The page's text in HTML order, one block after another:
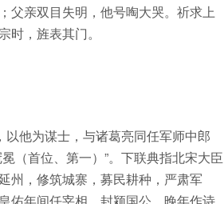
父亲双目失明，他号啕大哭。祈求上
，旌表其门。
他为谋士，与诸葛亮同任军师中郎
（首位、第一）”。下联典指北宋大臣
州，修筑城寨，募民耕种，严肃军